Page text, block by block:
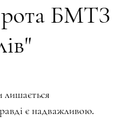
рота БМТЗ
лишається
є надважливою.